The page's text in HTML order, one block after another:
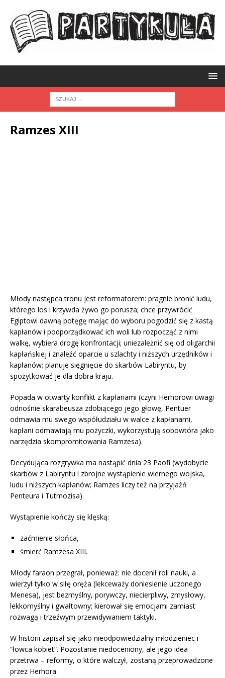
Ramzes XIII
Młody następca tronu jest reformatorem: pragnie bronić ludu,
którego los i krzywda żywo go porusza; chce przywrócić
Egiptowi dawną potęgę mając do wyboru pogodzić się z kastą
kapłanów i podporządkować ich woli lub rozpocząć z nimi
walkę, wybiera drogę konfrontacji; uniezależnić się od oligarchii
kapłańskiej i znaleźć oparcie u szlachty i niższych urzędników i
kapłanów; planuje sięgnięcie do skarbów Labiryntu, by
spożytkować je dla dobra kraju.
Popada w otwarty konflikt z kapłanami (czyni Herhorowi uwagi
odnośnie skarabeusza zdobiącego jego głowę, Pentuer
odmawia mu swego współudziału w walce z kapłanami,
kapłani odmawiają mu pożyczki, wykorzystują sobowtóra jako
narzędzia skompromitowania Ramzesa).
Decydująca rozgrywka ma nastąpić dnia 23 Paofi (wydobycie
skarbów z Labiryntu i zbrojne wystąpienie wiernego wojska,
ludu i niższych kapłanów; Ramzes liczy też na przyjaźń
Penteura i Tutmozisa).
Wystąpienie kończy się klęską:
zaćmienie słońca,
śmierć Ramzesa XIII.
Młody faraon przegrał, ponieważ: nie docenił roli nauki, a
wierzył tylko w siłę oręża (lekceważy doniesienie uczonego
Menesa), jest bezmyślny, porywczy, niecierpliwy, zmysłowy,
lekkomyślny i gwałtowny; kierował się emocjami zamiast
rozwagą i trzeźwym przewidywaniem taktyki.
W historii zapisał się jako nieodpowiedzialny młodzieniec i
“łowca kobiet”. Pozostanie niedoceniony, ale jego idea
przetrwa – reformy, o które walczył, zostaną przeprowadzone
przez Herhora.